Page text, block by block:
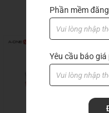
Phần mềm
Yêu cầu báo